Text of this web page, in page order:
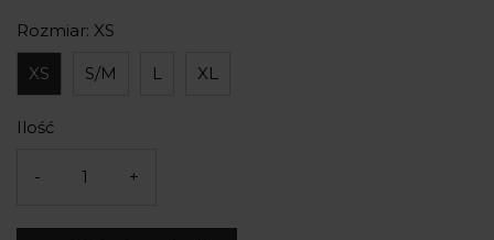
Rozmiar: XS
XS S/M L XL
Ilość
- +